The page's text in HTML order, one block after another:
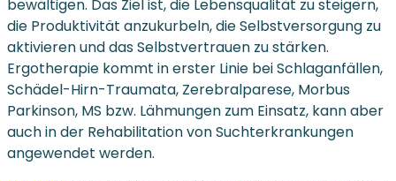
bewältigen. Das Ziel ist, die Lebensqualität zu steigern,
die Produktivität anzukurbeln, die Selbstversorgung zu
aktivieren und das Selbstvertrauen zu stärken.
Ergotherapie kommt in erster Linie bei Schlaganfällen,
Schädel-Hirn-Traumata, Zerebralparese, Morbus
Parkinson, MS bzw. Lähmungen zum Einsatz, kann aber
auch in der Rehabilitation von Suchterkrankungen
angewendet werden.